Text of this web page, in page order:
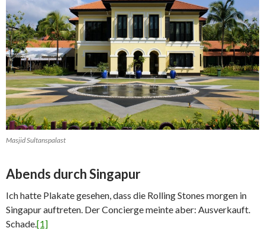
Masjid Sultanspalast
Abends durch Singapur
Ich hatte Plakate gesehen, dass die Rolling Stones morgen in
Singapur auftreten. Der Concierge meinte aber: Ausverkauft.
Schade.[1]